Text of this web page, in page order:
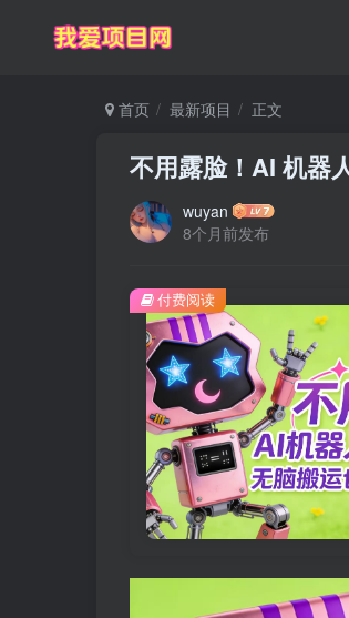
首页 最新项目 正文
不用露脸！AI 机器
wuyan
8个月前发布
付费阅读